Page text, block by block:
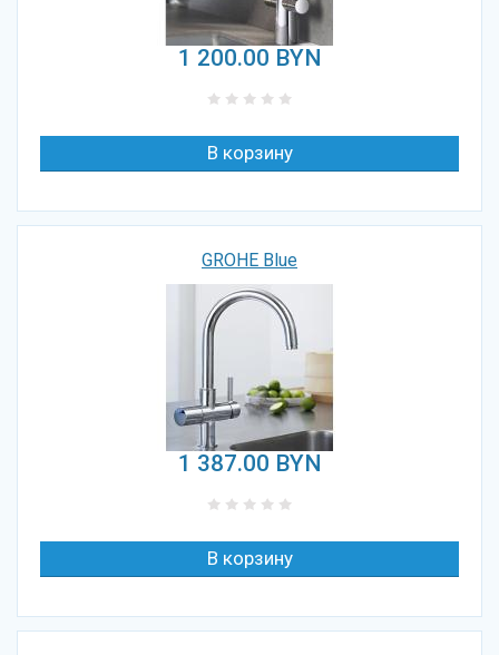
1 200.00 BYN
GROHE Blue
1 387.00 BYN